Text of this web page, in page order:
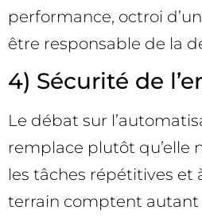
performance, octroi
être responsable de la
4) Sécurité de
Le débat sur
remplace plutôt qu’elle
les tâches répétitives et
terrain comptent autant